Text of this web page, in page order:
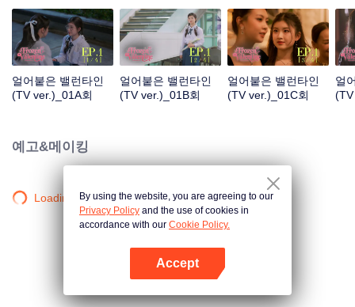
사람이란 걸 전혀 모른다는 거다. 만약 이 소녀가 자신을 짝사랑했었다는 사실
을 알게 된다면, 대체 어떤 반응을 보일까?
얼어붙은 밸런타인
(TV ver.)_01A회
얼어붙은 밸런타인
(TV ver.)_01B회
얼어붙은 밸런타인
(TV ver.)_01C회
얼
예고&메이킹
Loading…By using the website, you are agreeing to our
Privacy Policy and the use of cookies in
accordance with our Cookie Policy.
Accept